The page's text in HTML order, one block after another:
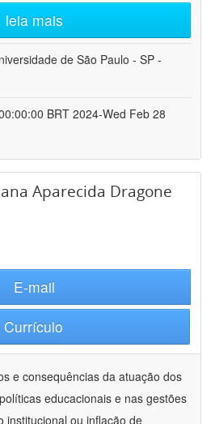
leia mais
de São Paulo - SP -
BRT 2024-Wed Feb 28
Aparecida Dragone
E-mail
Currículo
e consequências da atuação dos
educacionais e nas gestões
institucional ou inflação de